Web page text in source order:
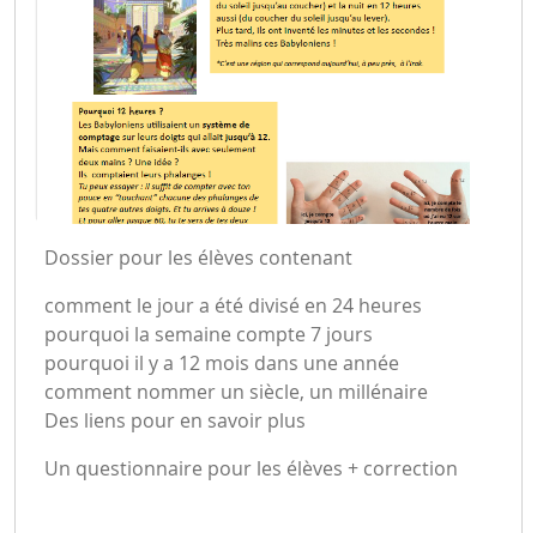
Dossier pour les élèves contenant
comment le jour a été divisé en 24 heures
pourquoi la semaine compte 7 jours
pourquoi il y a 12 mois dans une année
comment nommer un siècle, un millénaire
Des liens pour en savoir plus
Un questionnaire pour les élèves + correction